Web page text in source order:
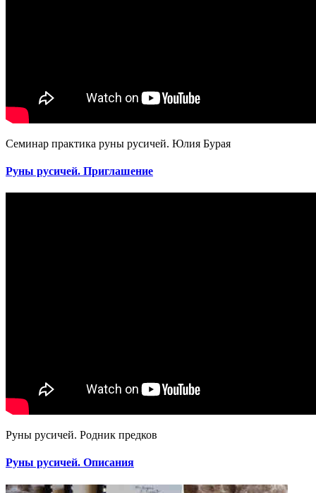
Семинар практика руны русичей. Юлия Бурая
Руны русичей. Приглашение
Руны русичей. Родник предков
Руны русичей. Описания